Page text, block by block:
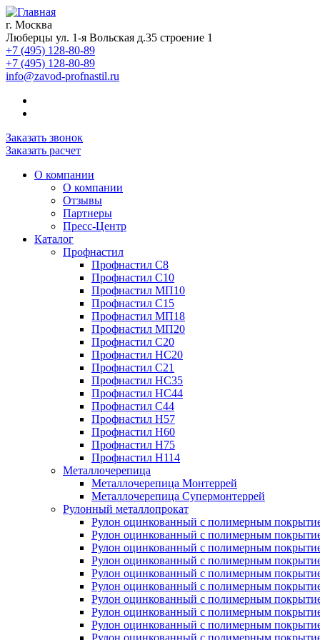
г. Москва
Люберцы ул. 1-я Вольская д.35 строение 1
+7 (495) 128-80-89
+7 (495) 128-80-89
info@zavod-profnastil.ru
Заказать звонок
Заказать расчет
О компании
О компании
Отзывы
Партнеры
Пресс-Центр
Каталог
Профнастил
Профнастил C8
Профнастил С10
Профнастил МП10
Профнастил С15
Профнастил МП18
Профнастил МП20
Профнастил С20
Профнастил НС20
Профнастил С21
Профнастил НС35
Профнастил НС44
Профнастил С44
Профнастил Н57
Профнастил Н60
Профнастил Н75
Профнастил Н114
Металлочерепица
Металлочерепица Монтеррей
Металлочерепица Супермонтеррей
Рулонный металлопрокат
Рулон оцинкованный с полимерным
Рулон оцинкованный с полимерным
Рулон оцинкованный с полимерным
Рулон оцинкованный с полимерным
Рулон оцинкованный с полимерным
Рулон оцинкованный с полимерным
Рулон оцинкованный с полимерным
Рулон оцинкованный с полимерным
Рулон оцинкованный с полимерным
Рулон оцинкованный с полимерным